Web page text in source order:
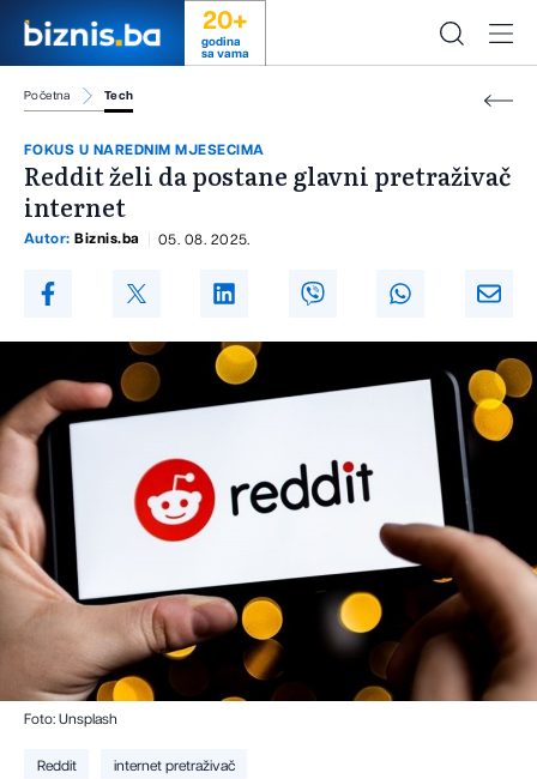
20+
godina
sa vama
Početna Tech
FOKUS U NAREDNIM MJESECIMA
Reddit želi da postane glavni pretraživač
internet
Autor: Biznis.ba 05. 08. 2025.
Foto: Unsplash
Reddit internet pretraživač